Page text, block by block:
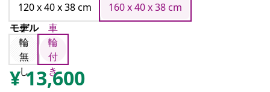
120 x 40 x 38 cm
160 x 40 x 38 cm
モデル
車
輪
無
し
車
輪
付
き
¥13,600